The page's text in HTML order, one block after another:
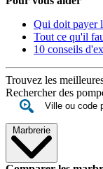
Qui doit payer
Tout ce qu'il
10 conseils
Trouvez les
Rechercher des
Marbrerie